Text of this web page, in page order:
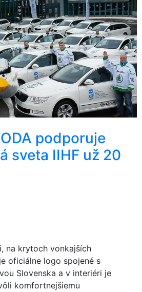
podporuje
sveta IIHF už 20
na krytoch vonkajších
oficiálne logo spojené s
Slovenska a v interiéri je
komfortnejšiemu